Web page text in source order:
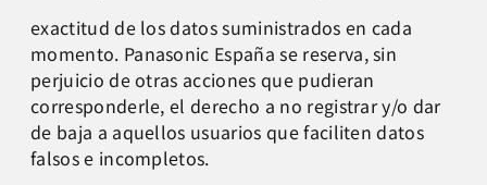
exactitud de los datos suministrados en cada
momento. Panasonic España se reserva, sin
perjuicio de otras acciones que pudieran
corresponderle, el derecho a no registrar y/o dar
de baja a aquellos usuarios que faciliten datos
falsos e incompletos.